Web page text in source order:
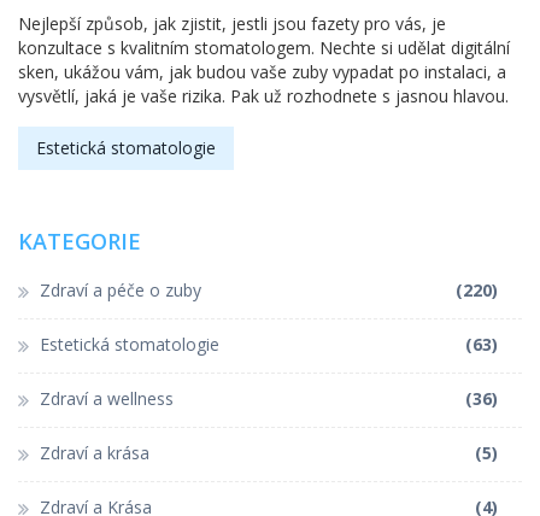
Nejlepší způsob, jak zjistit, jestli jsou fazety pro vás, je
konzultace s kvalitním stomatologem. Nechte si udělat digitální
sken, ukážou vám, jak budou vaše zuby vypadat po instalaci, a
vysvětlí, jaká je vaše rizika. Pak už rozhodnete s jasnou hlavou.
Estetická stomatologie
KATEGORIE
Zdraví a péče o zuby (220)
Estetická stomatologie (63)
Zdraví a wellness (36)
Zdraví a krása (5)
Zdraví a Krása (4)